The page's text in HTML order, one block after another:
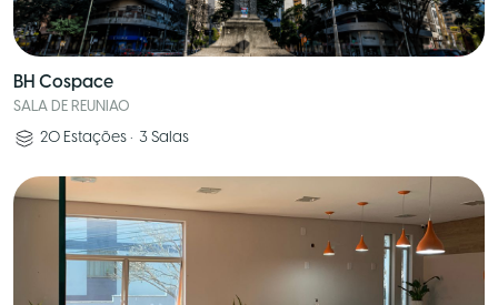
BH Cospace
SALA DE REUNIAO
20 Estações • 3 Salas